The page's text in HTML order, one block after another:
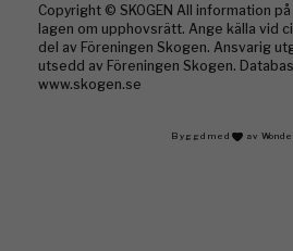
Copyright © SKOGEN All information på
lagen om upphovsrätt. Ange källa vid
del av Föreningen Skogen. Ansvarig
utsedd av Föreningen Skogen.
www.skogen.se
Byggd med av